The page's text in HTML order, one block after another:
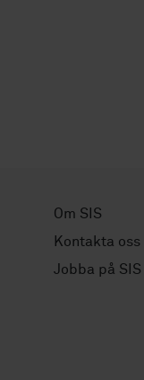
Om SIS
Kontakta oss
Jobba på SIS